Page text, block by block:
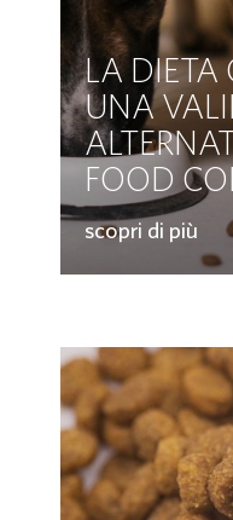
LA DIETA
UNA
FOOD
scopri di più